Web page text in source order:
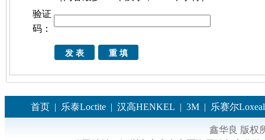
验证
码：
首页 | 乐泰Loctite | 汉高HENKEL | 3M | 乐赛尔Loxeal
鑫华良 版权